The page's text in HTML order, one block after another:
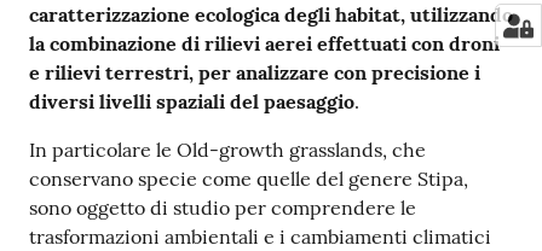
caratterizzazione ecologica degli habitat, utilizzando
la combinazione di rilievi aerei effettuati con droni
e rilievi terrestri, per analizzare con precisione i
diversi livelli spaziali del paesaggio.
In particolare le Old-growth grasslands, che
conservano specie come quelle del genere Stipa,
sono oggetto di studio per comprendere le
trasformazioni ambientali e i cambiamenti climatici